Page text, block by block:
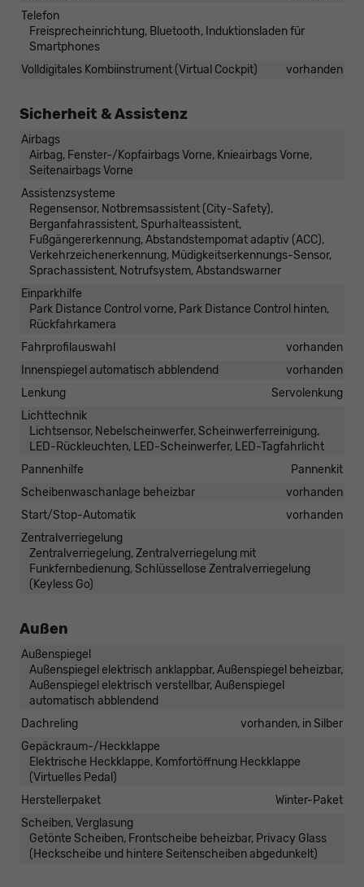
Telefon
Freisprecheinrichtung, Bluetooth, Induktionsladen für
Smartphones
Volldigitales Kombiinstrument (Virtual Cockpit)
vorhanden
Sicherheit & Assistenz
Airbags
Airbag, Fenster-/Kopfairbags Vorne, Knieairbags Vorne,
Seitenairbags Vorne
Assistenzsysteme
Regensensor, Notbremsassistent (City-Safety),
Berganfahrassistent, Spurhalteassistent,
Fußgängererkennung, Abstandstempomat adaptiv (ACC),
Verkehrzeichenerkennung, Müdigkeitserkennungs-Sensor,
Sprachassistent, Notrufsystem, Abstandswarner
Einparkhilfe
Park Distance Control vorne, Park Distance Control hinten,
Rückfahrkamera
Fahrprofilauswahl
vorhanden
Innenspiegel automatisch abblendend
vorhanden
Lenkung
Servolenkung
Lichttechnik
Lichtsensor, Nebelscheinwerfer, Scheinwerferreinigung,
LED-Rückleuchten, LED-Scheinwerfer, LED-Tagfahrlicht
Pannenhilfe
Pannenkit
Scheibenwaschanlage beheizbar
vorhanden
Start/Stop-Automatik
vorhanden
Zentralverriegelung
Zentralverriegelung, Zentralverriegelung mit
Funkfernbedienung, Schlüssellose Zentralverriegelung
(Keyless Go)
Außen
Außenspiegel
Außenspiegel elektrisch anklappbar, Außenspiegel beheizbar,
Außenspiegel elektrisch verstellbar, Außenspiegel
automatisch abblendend
Dachreling
vorhanden, in Silber
Gepäckraum-/Heckklappe
Elektrische Heckklappe, Komfortöffnung Heckklappe
(Virtuelles Pedal)
Herstellerpaket
Winter-Paket
Scheiben, Verglasung
Getönte Scheiben, Frontscheibe beheizbar, Privacy Glass
(Heckscheibe und hintere Seitenscheiben abgedunkelt)